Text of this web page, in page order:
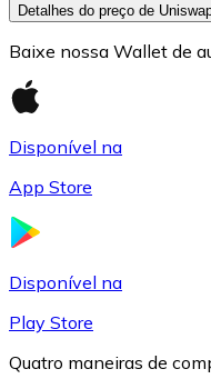
Detalhes do preço de
Baixe nossa Wallet de
Disponível na
App Store
Disponível na
Play Store
Quatro maneiras de